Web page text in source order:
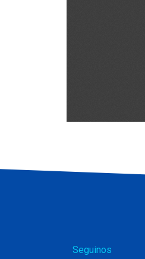
Seguinos